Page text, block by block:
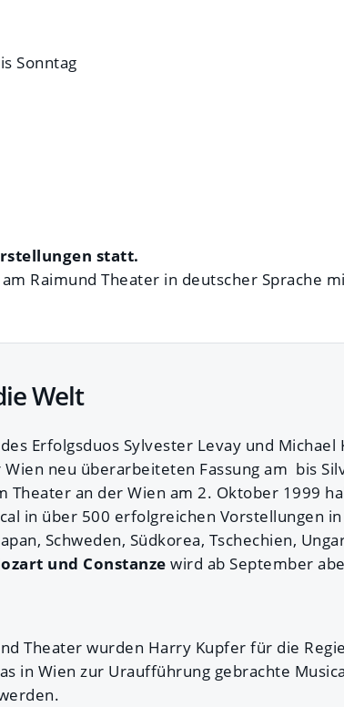
Sonntag
statt.
Raimund Theater in deutscher Sprache
Welt
Erfolgsduos Sylvester Levay und Michael
neu überarbeiteten Fassung am bis
Theater an der Wien am 2. Oktober 1999
in über 500 erfolgreichen Vorstellungen
Schweden, Südkorea, Tschechien,
und Constanze wird ab September
Theater wurden Harry Kupfer für die
in Wien zur Uraufführung gebrachte